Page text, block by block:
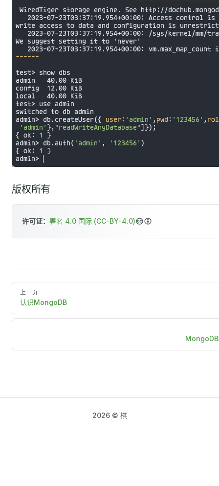
版权所有
许可证： 署名 4.0 国际 (CC-BY-4.0)
上一页
认识MongoDB
2026 © 棋